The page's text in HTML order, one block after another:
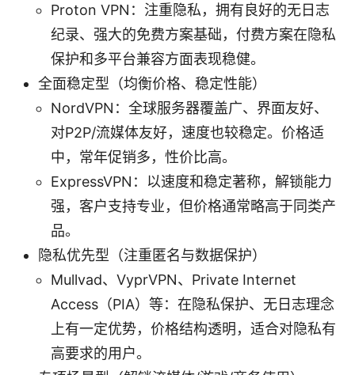
Proton VPN：注重隐私，拥有良好的无日志
纪录、强大的免费方案基础，付费方案在隐私
保护和多平台兼容方面表现稳健。
全面稳定型（均衡价格、稳定性能）
NordVPN：全球服务器覆盖广、界面友好、
对P2P/流媒体友好，速度也较稳定。价格适
中，常年促销多，性价比高。
ExpressVPN：以速度和稳定著称，解锁能力
强，客户支持专业，但价格通常略高于同类产
品。
隐私优先型（注重匿名与数据保护）
Mullvad、VyprVPN、Private Internet
Access（PIA）等：在隐私保护、无日志理念
上有一定优势，价格结构透明，适合对隐私有
高要求的用户。